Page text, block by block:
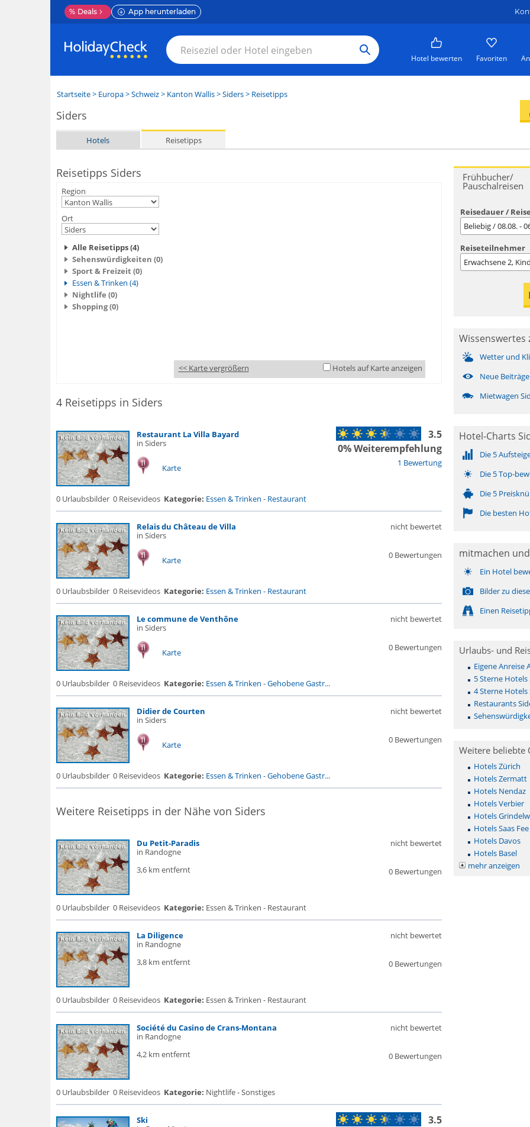
% Deals App herunterladen
Hotel bewerten Favoriten
Startseite> Europa>Schweiz> Kanton Wallis>Siders> Reisetipps
Siders
Hotels Reisetipps
Reisetipps Siders
Region
Ort
Alle Reisetipps (4)
Sehenswürdigkeiten (0)
Sport & Freizeit (0)
Essen & Trinken (4)
Nightlife (0)
Shopping (0)
<< Karte vergrößern Hotels auf Karte anzeigen
4 Reisetipps in Siders
Restaurant La Villa Bayard
in Siders
Karte 1 Bewertung
3.5
0% Weiterempfehlung
0 Urlaubsbilder 0 Reisevideos Kategorie: Essen & Trinken - Restaurant
Relais du Château de Villa
in Siders
Karte 0 Bewertungen
nicht bewertet
0 Urlaubsbilder 0 Reisevideos Kategorie: Essen & Trinken - Restaurant
Le commune de Venthône
in Siders
Karte 0 Bewertungen
nicht bewertet
0 Urlaubsbilder 0 Reisevideos Kategorie: Essen & Trinken -Gehobene Gastr...
Didier de Courten
in Siders
Karte 0 Bewertungen
nicht bewertet
0 Urlaubsbilder 0 Reisevideos Kategorie: Essen & Trinken -Gehobene Gastr...
Weitere Reisetipps in der Nähe von Siders
Du Petit-Paradis
in Randogne
3,6 km entfernt
0 Bewertungen
nicht bewertet
0 Urlaubsbilder 0 Reisevideos Kategorie: Essen & Trinken - Restaurant
La Diligence
in Randogne
3,8 km entfernt
0 Bewertungen
nicht bewertet
0 Urlaubsbilder 0 Reisevideos Kategorie: Essen & Trinken - Restaurant
Société du Casino de Crans-Montana
in Randogne
4,2 km entfernt
0 Bewertungen
nicht bewertet
0 Urlaubsbilder 0 Reisevideos Kategorie: Nightlife - Sonstiges
Ski
3.5
Frühbucher/
Pauschalreisen
Reisedauer /
Beliebig / 08.08. -
Reiseteilnehmer
Erwachsene2,
Wissenswertes
Wetter und
Neue
Mietwagen
Hotel-Charts
Die 5
Die 5 Top-
Die 5
Die besten
mitmachen
Ein Hotel
Bilder zu
Einen
Urlaubs- und
Eigene Anreise
5 Sterne Hotels
4 Sterne Hotels
Restaurants
Weitere beliebte
Hotels Zürich
Hotels Zermatt
Hotels Nendaz
Hotels Verbier
Hotels
Hotels Saas Fee
Hotels Davos
Hotels Basel
mehr anzeigen